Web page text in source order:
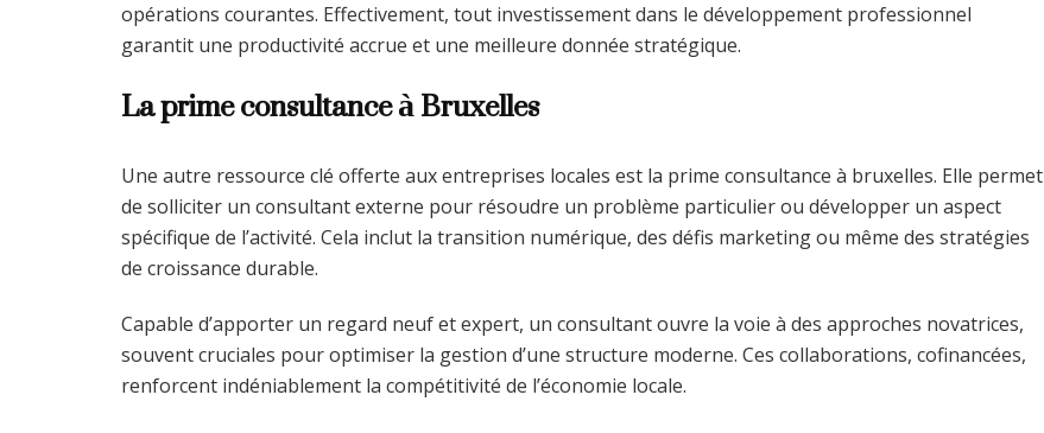
opérations courantes. Effectivement, tout investissement dans le développement professionnel
garantit une productivité accrue et une meilleure donnée stratégique.
La prime consultance à Bruxelles
Une autre ressource clé offerte aux entreprises locales est la prime consultance à bruxelles. Elle permet
de solliciter un consultant externe pour résoudre un problème particulier ou développer un aspect
spécifique de l’activité. Cela inclut la transition numérique, des défis marketing ou même des stratégies
de croissance durable.
Capable d’apporter un regard neuf et expert, un consultant ouvre la voie à des approches novatrices,
souvent cruciales pour optimiser la gestion d’une structure moderne. Ces collaborations, cofinancées,
renforcent indéniablement la compétitivité de l’économie locale.